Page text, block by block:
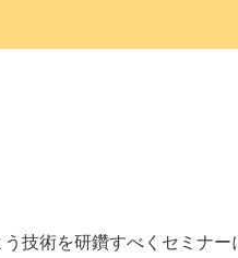
技術を研鑽すべくセミナー